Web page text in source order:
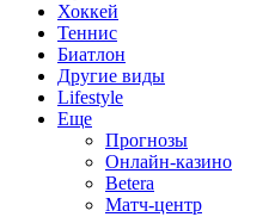
Хоккей
Теннис
Биатлон
Другие виды
Lifestyle
Еще
Прогнозы
Онлайн-казино
Betera
Матч-центр